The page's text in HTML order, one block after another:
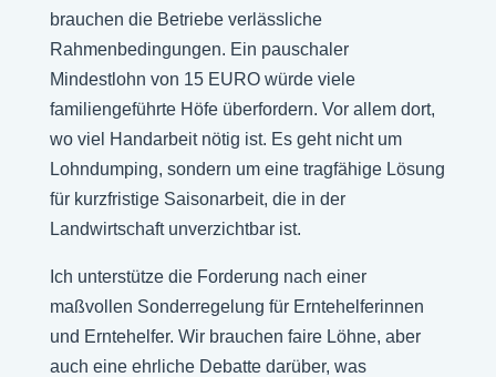
brauchen die Betriebe verlässliche
Rahmenbedingungen. Ein pauschaler
Mindestlohn von 15 EURO würde viele
familiengeführte Höfe überfordern. Vor allem dort,
wo viel Handarbeit nötig ist. Es geht nicht um
Lohndumping, sondern um eine tragfähige Lösung
für kurzfristige Saisonarbeit, die in der
Landwirtschaft unverzichtbar ist.
Ich unterstütze die Forderung nach einer
maßvollen Sonderregelung für Erntehelferinnen
und Erntehelfer. Wir brauchen faire Löhne, aber
auch eine ehrliche Debatte darüber, was